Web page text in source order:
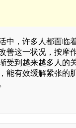
中，许多人都面临
善这一状况，按摩
受到越来越多人的
能有效缓解紧张的